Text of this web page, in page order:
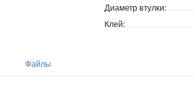
Диаметр втулки:
Клей:
Файлы